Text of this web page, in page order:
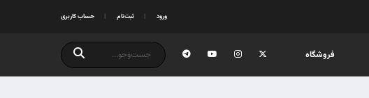
ورود ثبت‌نام حساب کاربری
فروشگاه